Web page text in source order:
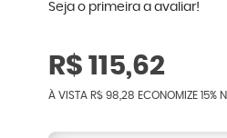
Seja o primeira a avaliar!
R$ 115,62
À VISTA R$ 98,28 ECONOMIZE 15%